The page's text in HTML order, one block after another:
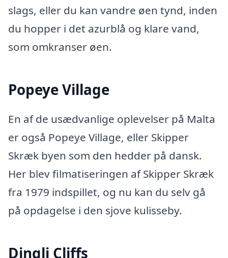
slags, eller du kan vandre øen tynd, inden
du hopper i det azurblå og klare vand,
som omkranser øen.
Popeye Village
En af de usædvanlige oplevelser på Malta
er også Popeye Village, eller Skipper
Skræk byen som den hedder på dansk.
Her blev filmatiseringen af Skipper Skræk
fra 1979 indspillet, og nu kan du selv gå
på opdagelse i den sjove kulisseby.
Dingli Cliffs